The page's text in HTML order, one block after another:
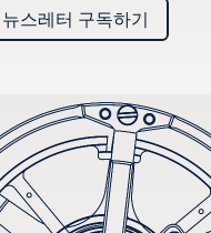
뉴스레터 구독하기